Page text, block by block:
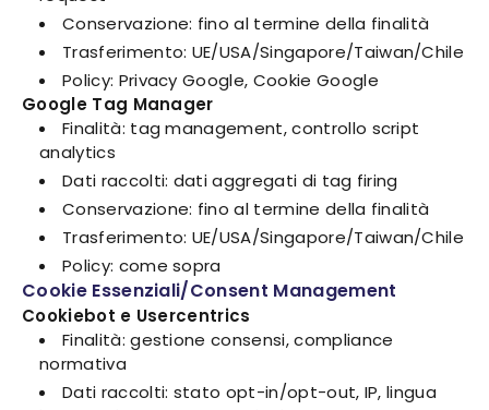
Conservazione: fino al termine della finalità
Trasferimento: UE/USA/Singapore/Taiwan/Chile
Policy: Privacy Google, Cookie Google
Google Tag Manager
Finalità: tag management, controllo script
analytics
Dati raccolti: dati aggregati di tag firing
Conservazione: fino al termine della finalità
Trasferimento: UE/USA/Singapore/Taiwan/Chile
Policy: come sopra
Cookie Essenziali/Consent Management
Cookiebot e Usercentrics
Finalità: gestione consensi, compliance
normativa
Dati raccolti: stato opt-in/opt-out, IP, lingua